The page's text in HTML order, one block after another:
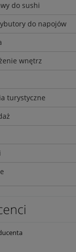
do sushi
do napojów
wnętrz
turystyczne